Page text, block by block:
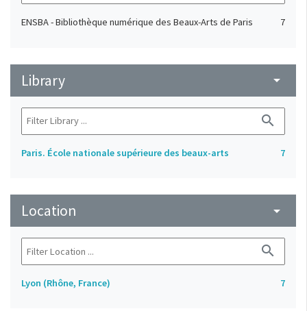
ENSBA - Bibliothèque numérique des Beaux-Arts de Paris 7
Library arrow_drop_down
search
Paris. École nationale supérieure des beaux-arts 7
Location arrow_drop_down
search
Lyon (Rhône, France) 7